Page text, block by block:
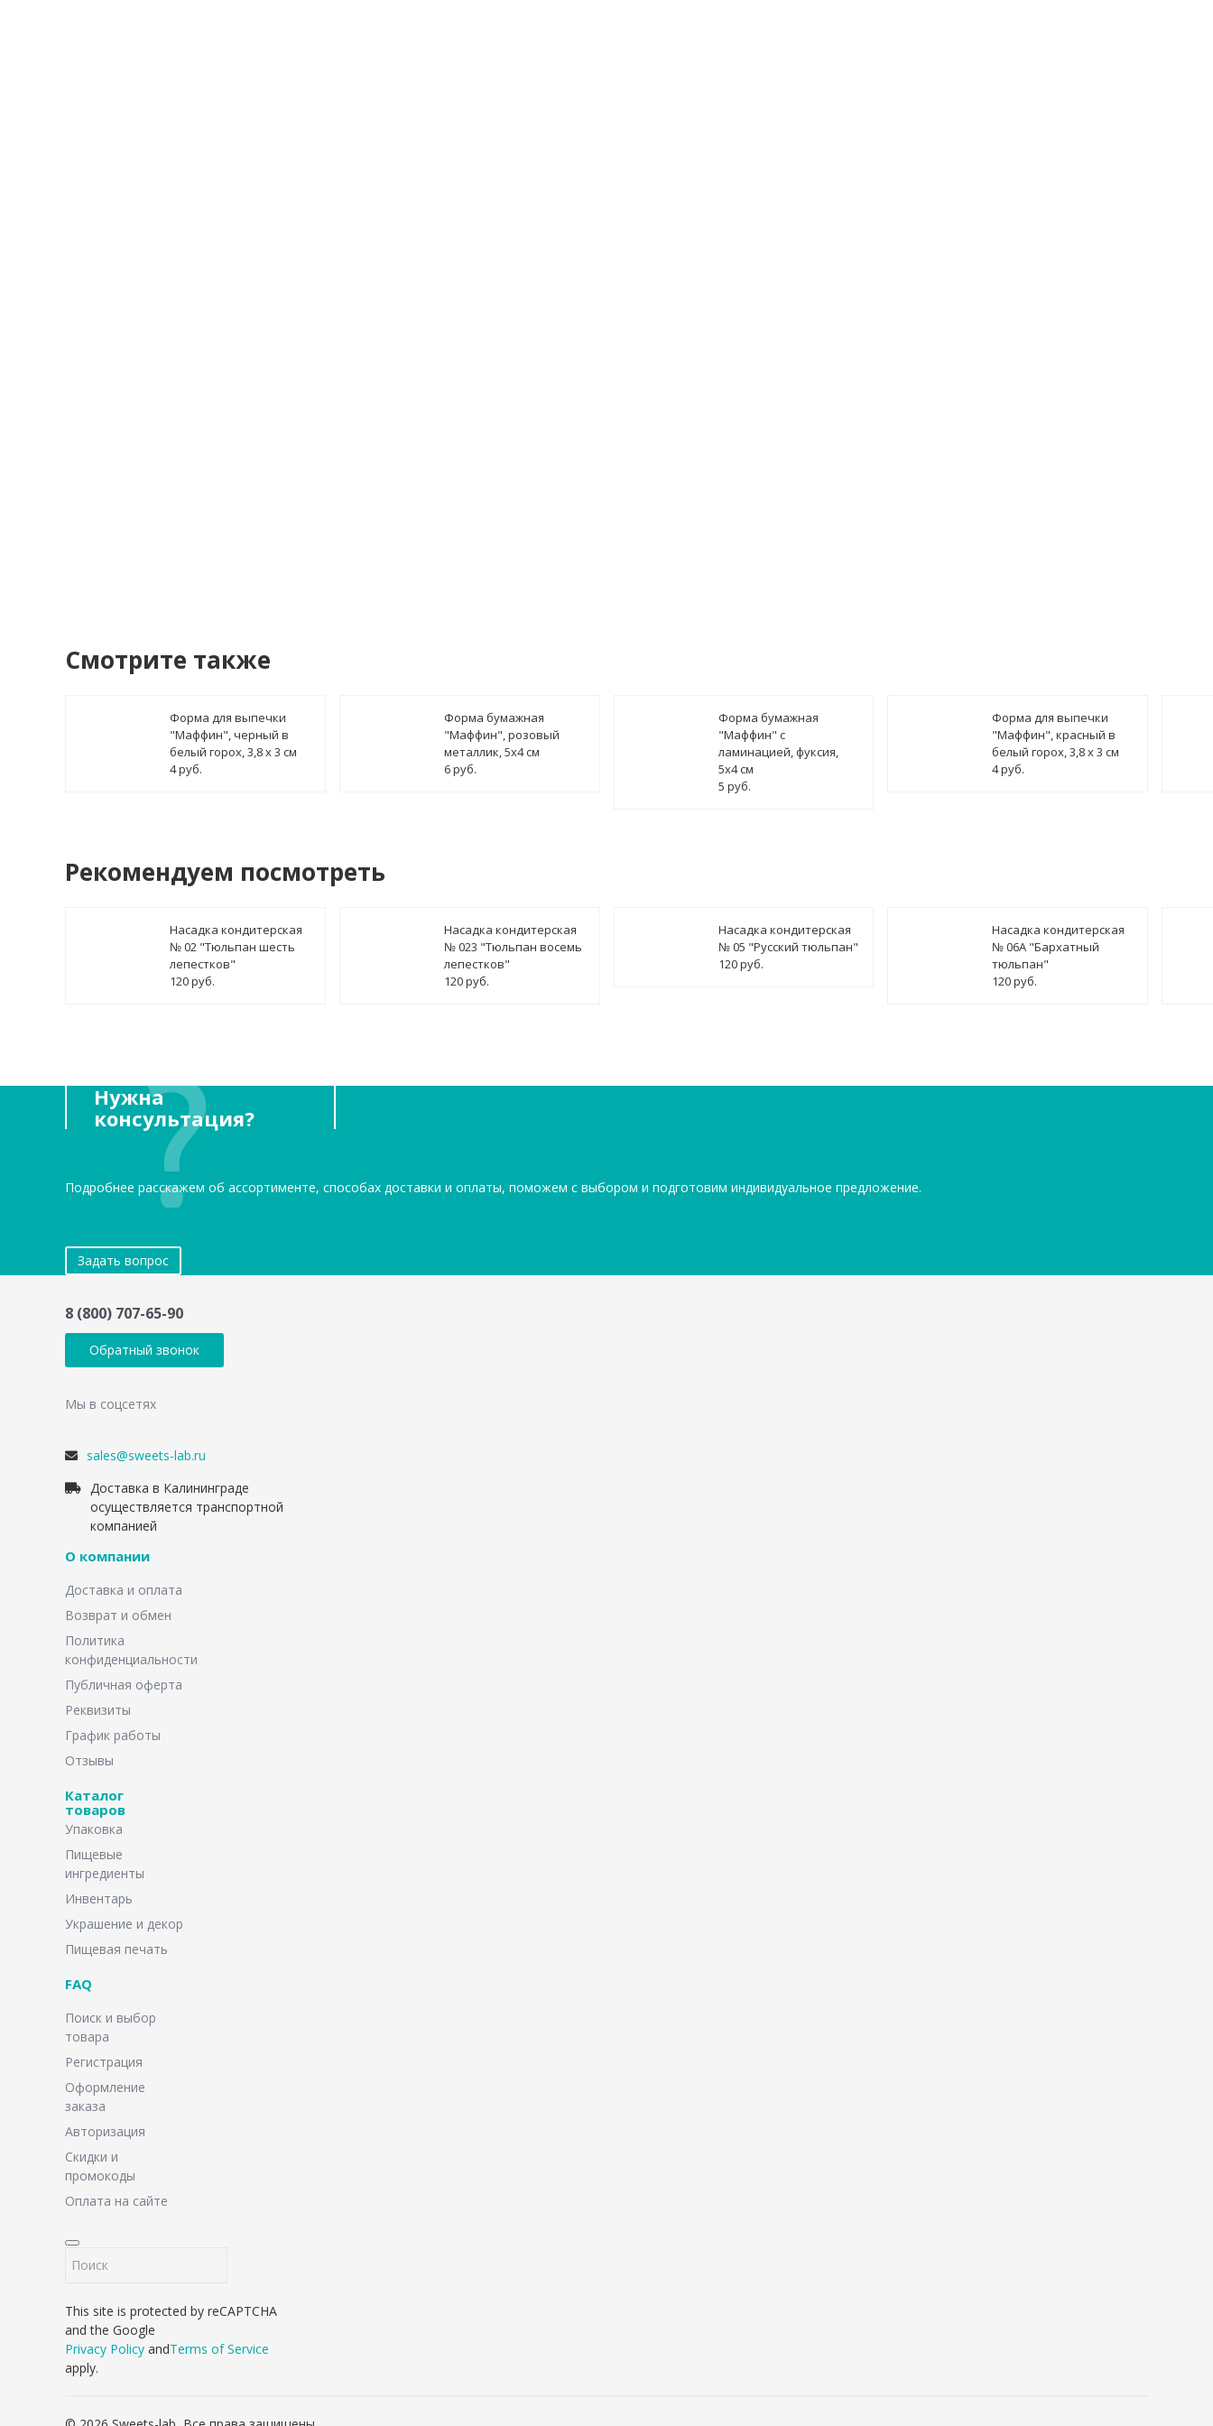
Смотрите также
Форма для выпечки
"Маффин", черный в
белый горох, 3,8 х 3 см
4 руб.
Форма бумажная
"Маффин", розовый
металлик, 5х4 см
6 руб.
Форма бумажная
"Маффин" с
ламинацией, фуксия,
5х4 см
5 руб.
Форма для выпечки
"Маффин", красный в
белый горох, 3,8 х 3 см
4 руб.
Рекомендуем посмотреть
Насадка кондитерская
№ 02 "Тюльпан шесть
лепестков"
120 руб.
Насадка кондитерская
№ 023 "Тюльпан восемь
лепестков"
120 руб.
Насадка кондитерская
№ 05 "Русский тюльпан"
120 руб.
Насадка кондитерская
№ 06А "Бархатный
тюльпан"
120 руб.
Нужна
консультация?
Подробнее расскажем об ассортименте, способах доставки и оплаты, поможем с выбором и подготовим индивидуальное предложение.
Задать вопрос
8 (800) 707-65-90
Обратный звонок
Мы в соцсетях
sales@sweets-lab.ru
Доставка в Калининграде
осуществляется транспортной
компанией
О компании
Доставка и оплата
Возврат и обмен
Политика
конфиденциальности
Публичная оферта
Реквизиты
График работы
Отзывы
Каталог
товаров
Упаковка
Пищевые
ингредиенты
Инвентарь
Украшение и декор
Пищевая печать
FAQ
Поиск и выбор
товара
Регистрация
Оформление
заказа
Авторизация
Скидки и
промокоды
Оплата на сайте
This site is protected by reCAPTCHA
and the Google
Privacy Policy andTerms of Service
apply.